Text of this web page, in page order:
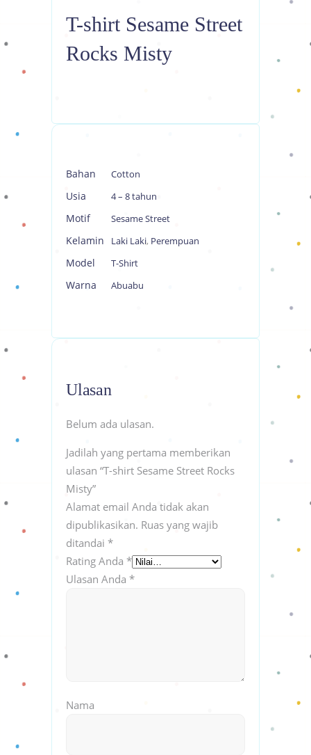
T-shirt Sesame Street
Rocks Misty
Bahan Cotton
Usia 4 – 8 tahun
Motif Sesame Street
Kelamin Laki Laki, Perempuan
Model T-Shirt
Warna Abuabu
Ulasan
Belum ada ulasan.
Jadilah yang pertama memberikan
ulasan “T-shirt Sesame Street Rocks
Misty”
Alamat email Anda tidak akan
dipublikasikan. Ruas yang wajib
ditandai *
Rating Anda *
Ulasan Anda *
Nama